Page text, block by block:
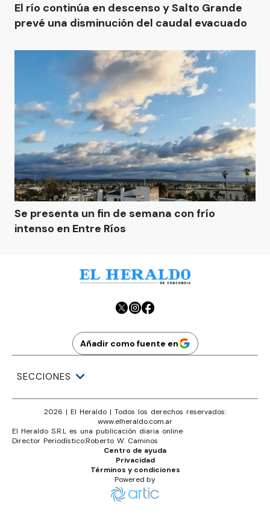
El río continúa en descenso y Salto Grande
prevé una disminución del caudal evacuado
Se presenta un fin de semana con frío
intenso en Entre Ríos
Añadir como fuente en
SECCIONES
2026 | El Heraldo | Todos los derechos reservados:
www.elheraldo.com.ar
El Heraldo S.R.L es una publicación diaria online·
Director Periodístico:Roberto W. Caminos
Términos y condiciones
Privacidad
Centro de ayuda
Powered by